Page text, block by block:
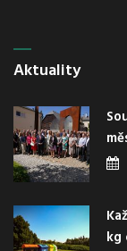
Aktuality
kg